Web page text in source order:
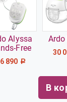
Alyssa
Free
890 Р
30
В